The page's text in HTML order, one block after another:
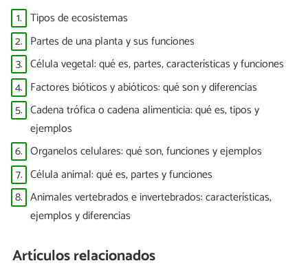
1. Tipos de ecosistemas
2. Partes de una planta y sus funciones
3. Célula vegetal: qué es, partes, características y funciones
4. Factores bióticos y abióticos: qué son y diferencias
5. Cadena trófica o cadena alimenticia: qué es, tipos y
ejemplos
6. Organelos celulares: qué son, funciones y ejemplos
7. Célula animal: qué es, partes y funciones
8. Animales vertebrados e invertebrados: características,
ejemplos y diferencias
Artículos relacionados